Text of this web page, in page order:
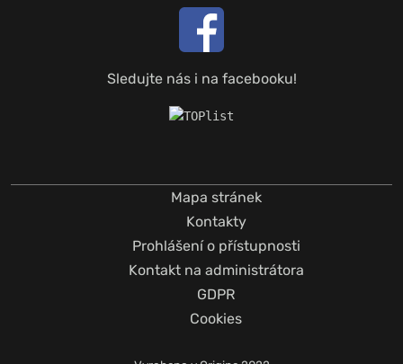
Sledujte nás i na facebooku!
Mapa stránek
Kontakty
Prohlášení o přístupnosti
Kontakt na administrátora
GDPR
Cookies